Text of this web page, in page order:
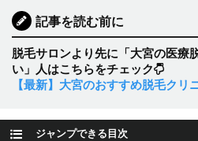
記事を読む前に
脱毛サロンより先に「大宮の医療
い」人はこちらをチェック
【最新】大宮のおすすめ脱毛クリ
ジャンプできる目次